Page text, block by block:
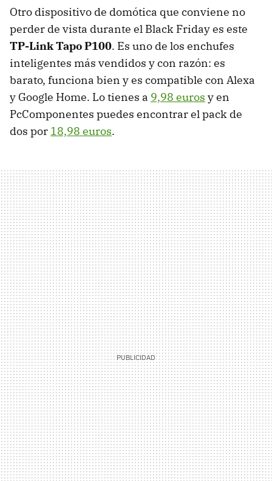
Otro dispositivo de domótica que conviene no
perder de vista durante el Black Friday es este
TP-Link Tapo P100. Es uno de los enchufes
inteligentes más vendidos y con razón: es
barato, funciona bien y es compatible con Alexa
y Google Home. Lo tienes a 9,98 euros y en
PcComponentes puedes encontrar el pack de
dos por 18,98 euros.